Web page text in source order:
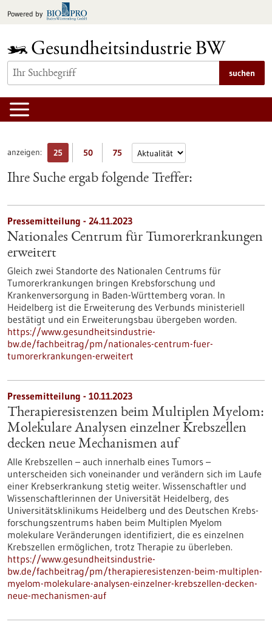
Inhalt
Powered by
suchen
anzeigen: 25 50 75
Ihre Suche ergab folgende Treffer:
Pressemitteilung - 24.11.2023
Nationales Centrum für Tumorerkrankungen
erweitert
Gleich zwei Standorte des Nationalen Centrums für
Tumorerkrankungen bringen Krebsforschung und
Krankenversorgung in Baden-Württemberg voran. In
Heidelberg ist die Erweiterung des Verbunds ministeriell
bestätigt und ein Erweiterungsbau übergeben worden.
https://www.gesundheitsindustrie-
bw.de/fachbeitrag/pm/nationales-centrum-fuer-
tumorerkrankungen-erweitert
Pressemitteilung - 10.11.2023
Therapieresistenzen beim Multiplen Myelom:
Molekulare Analysen einzelner Krebszellen
decken neue Mechanismen auf
Alle Krebszellen – auch innerhalb eines Tumors –
unterscheiden sich voneinander und verändern sich im Laufe
einer Krebserkrankung stetig weiter. Wissenschaftler und
Wissenschaftlerinnen der Universität Heidelberg, des
Universitätsklinikums Heidelberg und des Deutschen Krebs­
forschungs­zentrums haben beim Multiplen Myelom
molekulare Veränderungen identifiziert, die es einzelnen
Krebszellen ermöglichen, trotz Therapie zu überleben.
https://www.gesundheitsindustrie-
bw.de/fachbeitrag/pm/therapieresistenzen-beim-multiplen-
myelom-molekulare-analysen-einzelner-krebszellen-decken-
neue-mechanismen-auf